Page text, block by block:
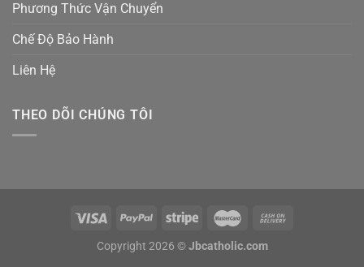
Phương Thức Vận Chuyển
Chế Độ Bảo Hành
Liên Hệ
THEO DÕI CHÚNG TÔI
Copyright 2026 © Jbcatholic.com